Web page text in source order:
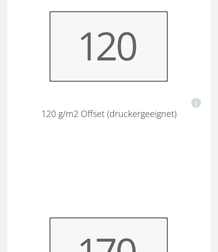
120 g/m2 Offset (druckergeeignet)